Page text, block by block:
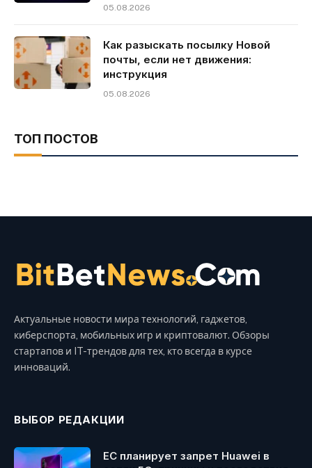
05.08.2026
Как разыскать посылку Новой
почты, если нет движения:
инструкция
05.08.2026
ТОП ПОСТОВ
Актуальные новости мира технологий, гаджетов,
киберспорта, мобильных игр и криптовалют. Обзоры
стартапов и IT-трендов для тех, кто всегда в курсе
инноваций.
ВЫБОР РЕДАКЦИИ
ЕС планирует запрет Huawei в